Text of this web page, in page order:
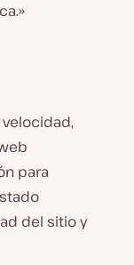
para
del sitio y